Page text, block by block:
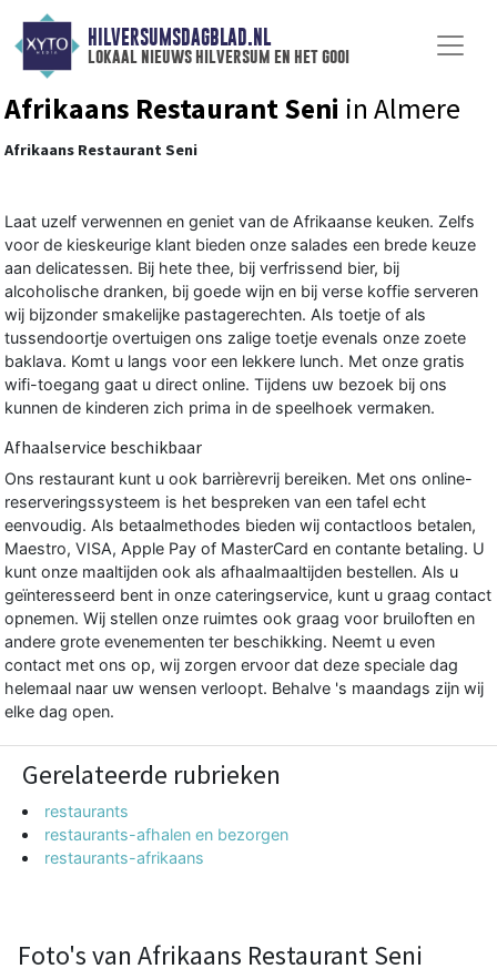
HILVERSUMSDAGBLAD.NL
lokaal nieuws hilversum en het gooi
Afrikaans Restaurant Seni in Almere
Afrikaans Restaurant Seni
Laat uzelf verwennen en geniet van de Afrikaanse keuken. Zelfs
voor de kieskeurige klant bieden onze salades een brede keuze
aan delicatessen. Bij hete thee, bij verfrissend bier, bij
alcoholische dranken, bij goede wijn en bij verse koffie serveren
wij bijzonder smakelijke pastagerechten. Als toetje of als
tussendoortje overtuigen ons zalige toetje evenals onze zoete
baklava. Komt u langs voor een lekkere lunch. Met onze gratis
wifi-toegang gaat u direct online. Tijdens uw bezoek bij ons
kunnen de kinderen zich prima in de speelhoek vermaken.
Afhaalservice beschikbaar
Ons restaurant kunt u ook barrièrevrij bereiken. Met ons online-
reserveringssysteem is het bespreken van een tafel echt
eenvoudig. Als betaalmethodes bieden wij contactloos betalen,
Maestro, VISA, Apple Pay of MasterCard en contante betaling. U
kunt onze maaltijden ook als afhaalmaaltijden bestellen. Als u
geïnteresseerd bent in onze cateringservice, kunt u graag contact
opnemen. Wij stellen onze ruimtes ook graag voor bruiloften en
andere grote evenementen ter beschikking. Neemt u even
contact met ons op, wij zorgen ervoor dat deze speciale dag
helemaal naar uw wensen verloopt. Behalve 's maandags zijn wij
elke dag open.
Gerelateerde rubrieken
restaurants
restaurants-afhalen en bezorgen
restaurants-afrikaans
Foto's van Afrikaans Restaurant Seni